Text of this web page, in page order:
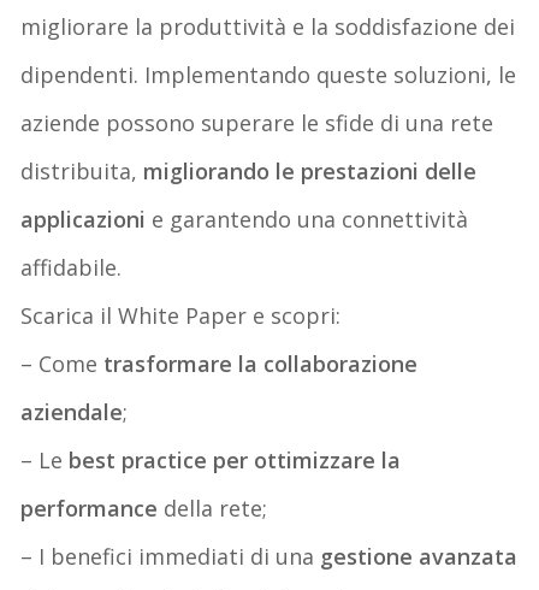
migliorare la produttività e la soddisfazione dei
dipendenti. Implementando queste soluzioni, le
aziende possono superare le sfide di una rete
distribuita, migliorando le prestazioni delle
applicazioni e garantendo una connettività
affidabile.
Scarica il White Paper e scopri:
– Come trasformare la collaborazione
aziendale;
– Le best practice per ottimizzare la
performance della rete;
– I benefici immediati di una gestione avanzata